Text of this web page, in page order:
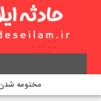
مختومه شدن ۴۱۶ پرونده در هیئت‌های صلح ایلام